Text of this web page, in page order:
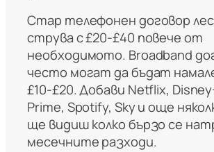
Стар телефонен договор
струва с £20-£40 повече от
необходимото. Broadband
често могат да бъдат
£10-£20. Добави Netflix,
Prime, Spotify, Sky и още
ще видиш колко бързо се
месечните разходи.